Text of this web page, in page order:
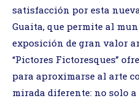
satisfacción por esta
Guaita, que permite al
exposición de gran valor
“Pictores Fictoresques”
para aproximarse al arte
mirada diferente: no solo